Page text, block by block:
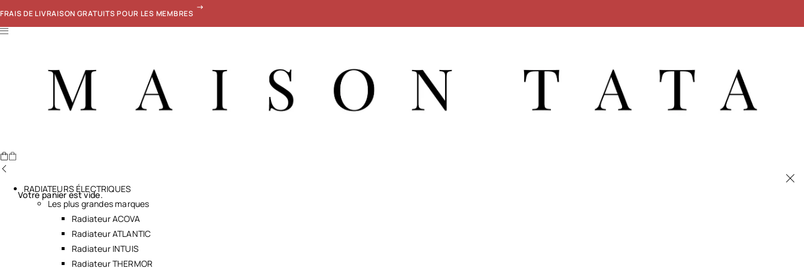
FRAIS DE LIVRAISON GRATUITS POUR LES MEMBRES
Votre panier est vide.
RADIATEURS ÉLECTRIQUES
Les plus grandes marques
Radiateur ACOVA
Radiateur ATLANTIC
Radiateur INTUIS
Radiateur THERMOR